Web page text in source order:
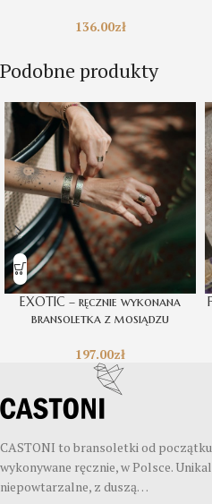
136.00zł
Podobne produkty
EXOTIC – ręcznie wykonana
bransoletka z mosiądzu
197.00zł
CASTONI to bransoletki od
wykonywane ręcznie, w Polsce.
niepowtarzalne, z duszą…